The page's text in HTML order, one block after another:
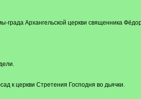
града Архангельской церкви священника
к церкви Стретения Господня во дьячки.